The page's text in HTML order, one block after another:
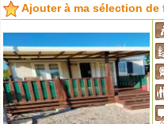
Ajouter à ma sélection de